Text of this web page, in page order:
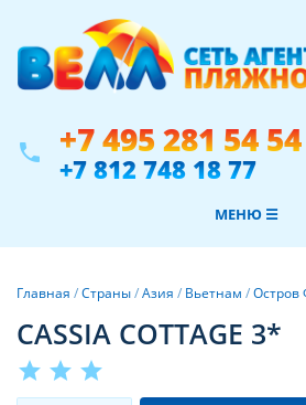
phone +7 495 281 54 54
+7 812 748 18 77
МЕНЮ ☰
Главная /Страны/Азия / Вьетнам /Остров
CASSIA COTTAGE 3*
star star star